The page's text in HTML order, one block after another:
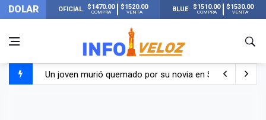
DOLAR OFICIAL $1470.00
COMPRA
$1520.00
VENTA BLUE $1510.00
COMPRA
$1530.00
VENTA
Un joven murió quemado por su novia en San Luis: